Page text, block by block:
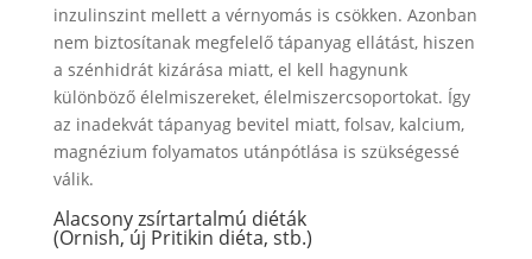
inzulinszint mellett a vérnyomás is csökken. Azonban
nem biztosítanak megfelelő tápanyag ellátást, hiszen
a szénhidrát kizárása miatt, el kell hagynunk
különböző élelmiszereket, élelmiszercsoportokat. Így
az inadekvát tápanyag bevitel miatt, folsav, kalcium,
magnézium folyamatos utánpótlása is szükségessé
válik.
Alacsony zsírtartalmú diéták
(Ornish, új Pritikin diéta, stb.)